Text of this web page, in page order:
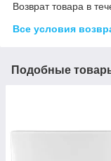
Возврат товара в
Все условия
Подобные